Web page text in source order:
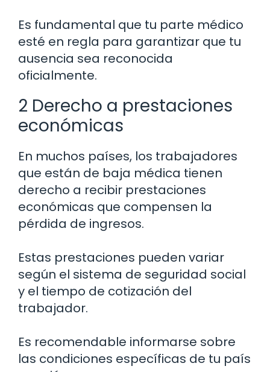
Es fundamental que tu parte médico
esté en regla para garantizar que tu
ausencia sea reconocida
oficialmente.
2 Derecho a prestaciones
económicas
En muchos países, los trabajadores
que están de baja médica tienen
derecho a recibir prestaciones
económicas que compensen la
pérdida de ingresos.
Estas prestaciones pueden variar
según el sistema de seguridad social
y el tiempo de cotización del
trabajador.
Es recomendable informarse sobre
las condiciones específicas de tu país